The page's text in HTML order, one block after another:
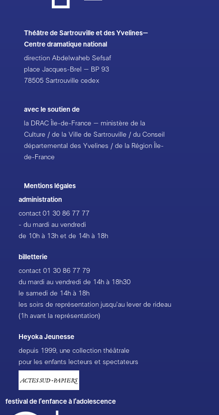
Théâtre de Sartrouville et des Yvelines–
Centre dramatique national
direction Abdelwaheb Sefsaf
place Jacques-Brel – BP 93
78505 Sartrouville cedex
avec le soutien de
la DRAC Île-de-France – ministère de la
Culture / de la Ville de Sartrouville / du Conseil
départemental des Yvelines / de la Région Île-
de-France
Mentions légales
administration
contact01 30 86 77 77
- du mardi au vendredi
de 10h à 13h et de 14h à 18h
billetterie
contact01 30 86 77 79
du mardi au vendredi de 14h à 18h30
le samedi de 14h à 18h
les soirs de représentation jusqu’au lever de rideau
(1h avant la représentation)
Heyoka Jeunesse
depuis 1999, une collection théâtrale
pour les enfants lecteurs et spectateurs
festival de l’enfance à l’adolescence